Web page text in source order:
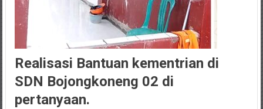
Realisasi Bantuan kementrian di
SDN Bojongkoneng 02 di
pertanyaan.